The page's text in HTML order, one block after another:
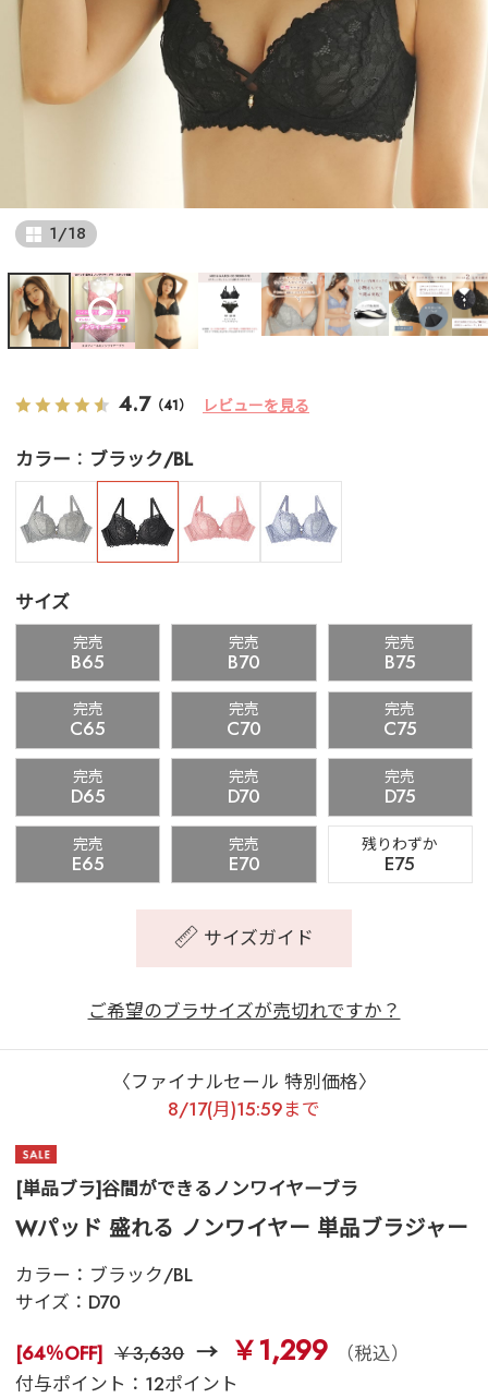
1/18
4.7 （41） レビューを見る
カラー ブラック/BL
サイズ
完売
B65
完売
B70
完売
B75
完売
C65
完売
C70
完売
C75
完売
D65
完売
D70
完売
D75
完売
E65
完売
E70
残りわずか
E75
サイズガイド
ご希望のブラサイズが売切れですか？
〈ファイナルセール 特別価格〉
8/17(月)15:59まで
[単品ブラ]谷間ができるノンワイヤーブラ
Wパッド 盛れる ノンワイヤー 単品ブラジャー
カラー： ブラック/BL
サイズ： D70
[64％OFF] ￥3,630 ￥1,299
（税込）
付与ポイント：12ポイント